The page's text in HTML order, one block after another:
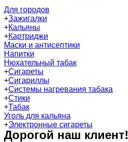
Для городов
+Зажигалки
+Кальяны
+Картриджи
Маски и антисептики
Напитки
Нюхательный табак
+Сигареты
+Сигариллы
+Системы нагревания табака
+Стики
+Табак
Уголь для кальяна
+Электронные сигареты
Дорогой наш клиент!